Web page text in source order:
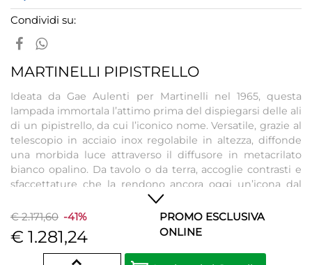
Condividi su:
MARTINELLI PIPISTRELLO
Ideata da Gae Aulenti per Martinelli nel 1965, questa
lampada immortala l’attimo prima del dispiegarsi delle ali
di un pipistrello, da cui l’iconico nome. Versatile, grazie al
telescopio in acciaio inox regolabile in altezza, diffonde
una morbida luce attraverso il diffusore in metacrilato
bianco opalino. Da tavolo o da terra, accoglie contrasti e
sfaccettature che la rendono ancora oggi un’icona dal
fascino senza tempo. Con pomello e base disponibili in
tante finiture diverse, Pipistrello è disponibile con
attacco E14 o led integrato.
€ 2.171,60 -41%
€ 1.281,24
PROMO ESCLUSIVA
ONLINE
Quantità